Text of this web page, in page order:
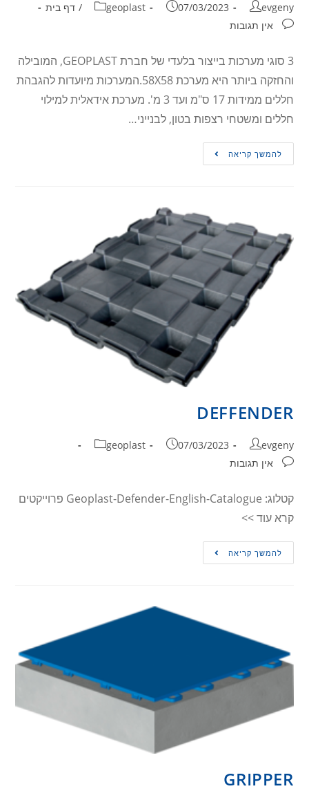
evgeny
07/03/2023
geoplast
/ דף בית
אין תגובות
3 סוגי מערכות בייצור בלעדי של חברת GEOPLAST, המובילה
והחזקה ביותר היא מערכת 58X58.המערכות מיועדות להגבהת
חללים ממידות 17 ס"מ ועד 3 מ'. מערכת אידאלית למילוי
חללים ומשטחי רצפות בטון, לבנייני…
להמשך קריאה
DEFFENDER
evgeny
07/03/2023
geoplast
אין תגובות
קטלוג: Geoplast-Defender-English-Catalogue פרוייקטים
קרא עוד >>
להמשך קריאה
GRIPPER